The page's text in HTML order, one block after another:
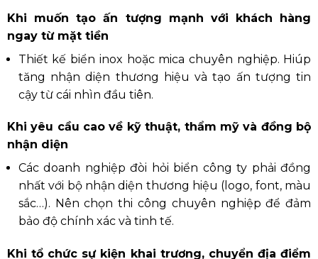
Khi muốn tạo ấn tượng mạnh với khách hàng
ngay từ mặt tiền
Thiết kế biển inox hoặc mica chuyên nghiệp. Hiúp
tăng nhận diện thương hiệu và tạo ấn tượng tin
cậy từ cái nhìn đầu tiên.
Khi yêu cầu cao về kỹ thuật, thẩm mỹ và đồng bộ
nhận diện
Các doanh nghiệp đòi hỏi biển công ty phải đồng
nhất với bộ nhận diện thương hiệu (logo, font, màu
sắc…). Nên chọn thi công chuyên nghiệp để đảm
bảo độ chính xác và tinh tế.
Khi tổ chức sự kiện khai trương, chuyển địa điểm